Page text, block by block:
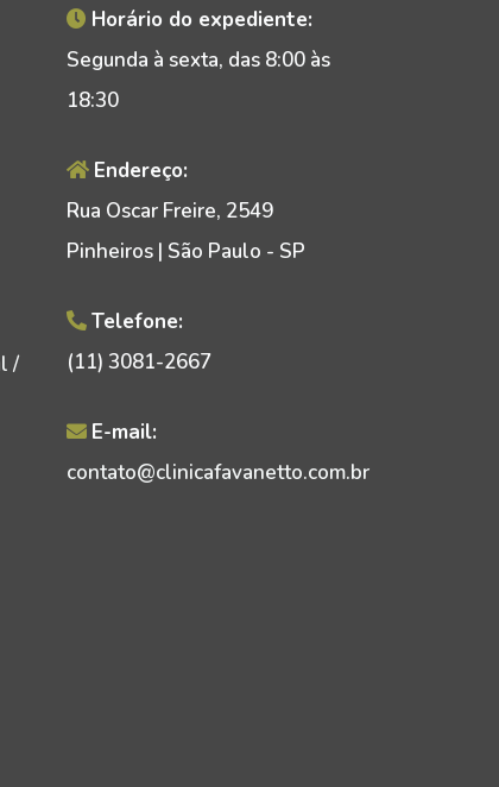
/
Horário do expediente:
Segunda à sexta, das 8:00 às
18:30
Endereço:
Rua Oscar Freire, 2549
Pinheiros | São Paulo - SP
Telefone:
(11) 3081-2667
E-mail:
contato@clinicafavanetto.com.br